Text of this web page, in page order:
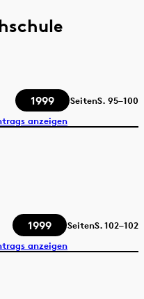
1999 SeitenS. 95–100
anzeigen
1999 SeitenS.102–102
anzeigen